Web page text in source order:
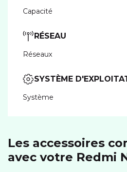
Capacité
RÉSEAU
Réseaux
SYSTÈME
Système
Les accessoires
avec votre Redmi